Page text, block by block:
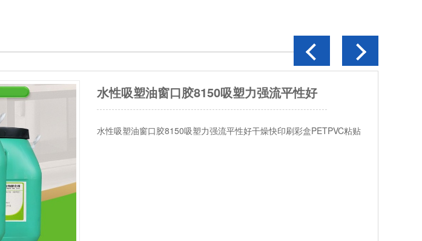
礼盒胶
产品品牌：金立基加工定制：ODM/OEM产品材质：改性丙烯酸酯共聚物